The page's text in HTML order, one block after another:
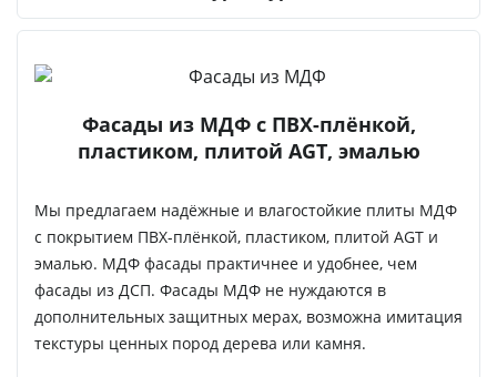
Фасады из МДФ с ПВХ-плёнкой,
пластиком, плитой AGT, эмалью
Мы предлагаем надёжные и влагостойкие плиты МДФ
с покрытием ПВХ-плёнкой, пластиком, плитой AGT и
эмалью. МДФ фасады практичнее и удобнее, чем
фасады из ДСП. Фасады МДФ не нуждаются в
дополнительных защитных мерах, возможна имитация
текстуры ценных пород дерева или камня.